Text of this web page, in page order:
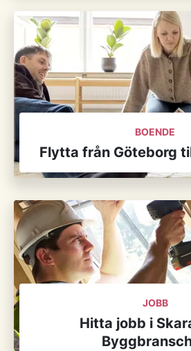
BOENDE
Flytta från Göteborg
JOBB
Hitta jobb i